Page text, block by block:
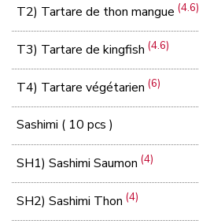
T2) Tartare de thon mangue(4.6)
T3) Tartare de kingfish(4.6)
T4) Tartare végétarien(6)
Sashimi ( 10 pcs )
SH1) Sashimi Saumon(4)
SH2) Sashimi Thon(4)